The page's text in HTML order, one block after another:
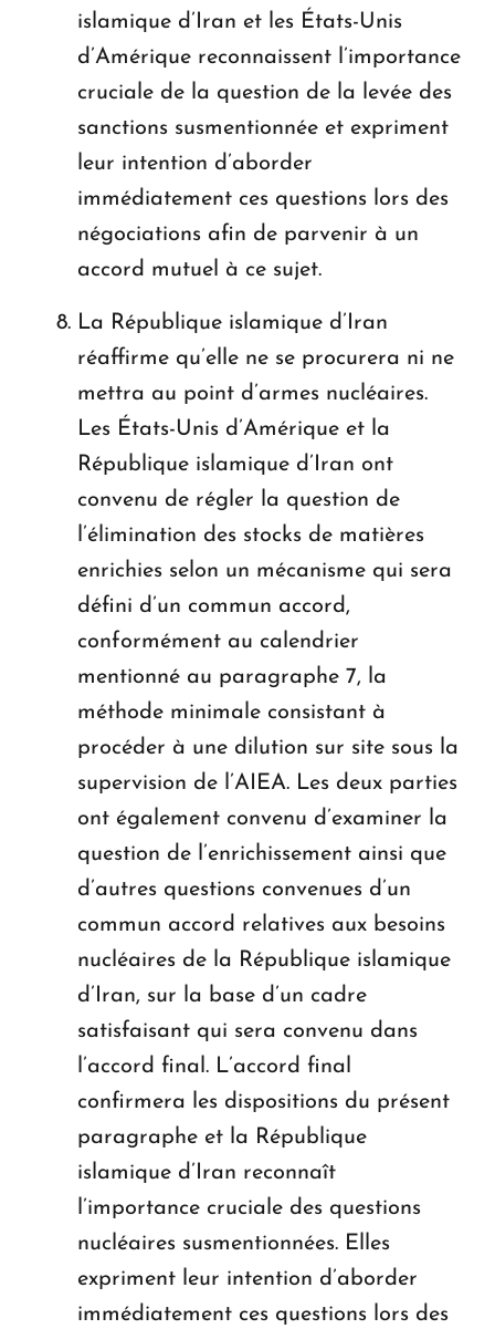
islamique d’Iran et les États-Unis
d’Amérique reconnaissent l’importance
cruciale de la question de la levée des
sanctions susmentionnée et expriment
leur intention d’aborder
immédiatement ces questions lors des
négociations afin de parvenir à un
accord mutuel à ce sujet.
La République islamique d’Iran
réaffirme qu’elle ne se procurera ni ne
mettra au point d’armes nucléaires.
Les États-Unis d’Amérique et la
République islamique d’Iran ont
convenu de régler la question de
l’élimination des stocks de matières
enrichies selon un mécanisme qui sera
défini d’un commun accord,
conformément au calendrier
mentionné au paragraphe 7, la
méthode minimale consistant à
procéder à une dilution sur site sous la
supervision de l’AIEA. Les deux parties
ont également convenu d’examiner la
question de l’enrichissement ainsi que
d’autres questions convenues d’un
commun accord relatives aux besoins
nucléaires de la République islamique
d’Iran, sur la base d’un cadre
satisfaisant qui sera convenu dans
l’accord final. L’accord final
confirmera les dispositions du présent
paragraphe et la République
islamique d’Iran reconnaît
l’importance cruciale des questions
nucléaires susmentionnées. Elles
expriment leur intention d’aborder
immédiatement ces questions lors des